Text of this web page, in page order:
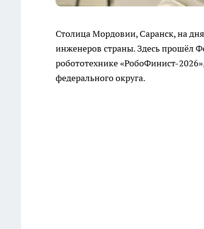
Столица Мордовии, Саранск, на
инженеров страны. Здесь прошёл
робототехнике «РобоФинист-
федерального округа.